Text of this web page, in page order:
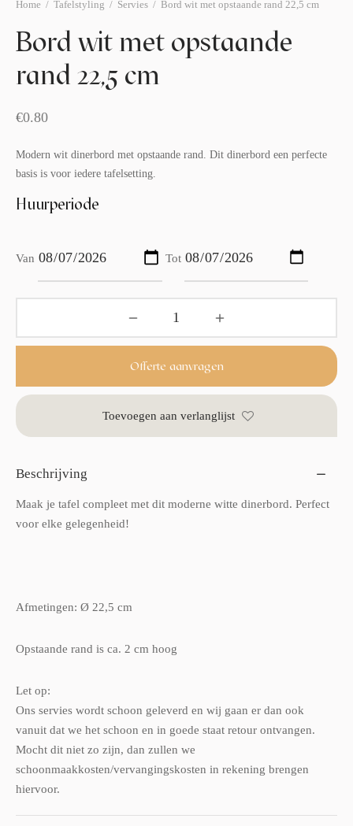
Home / Tafelstyling / Servies / Bord wit met opstaande rand 22,5 cm
Bord wit met opstaande
rand 22,5 cm
€0.80
Modern wit dinerbord met opstaande rand. Dit dinerbord een perfecte
basis is voor iedere tafelsetting.
Huurperiode
Van Tot
Offerte aanvragen
Toevoegen aan verlanglijst
Beschrijving
Maak je tafel compleet met dit moderne witte dinerbord. Perfect
voor elke gelegenheid!
Afmetingen: Ø 22,5 cm
Opstaande rand is ca. 2 cm hoog
Let op:
Ons servies wordt schoon geleverd en wij gaan er dan ook
vanuit dat we het schoon en in goede staat retour ontvangen.
Mocht dit niet zo zijn, dan zullen we
schoonmaakkosten/vervangingskosten in rekening brengen
hiervoor.
& sweettable
& bijzettafels
deco
decoratie
items